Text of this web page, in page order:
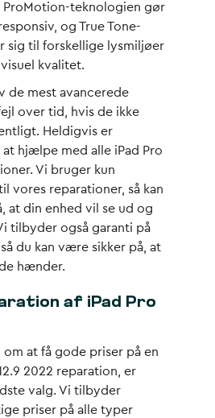
ProMotion-teknologien gør
og True Tone-
sig til forskellige lysmiljøer
kvalitet.
de mest avancerede
over tid, hvis de ikke
Heldigvis er
hjælpe med alle iPad Pro
Vi bruger kun
vores reparationer, så kan
at din enhed vil se ud og
tilbyder også garanti på
du kan være sikker på, at
hænder.
af iPad Pro
om at få gode priser på en
2022 reparation, er
valg. Vi tilbyder
priser på alle typer